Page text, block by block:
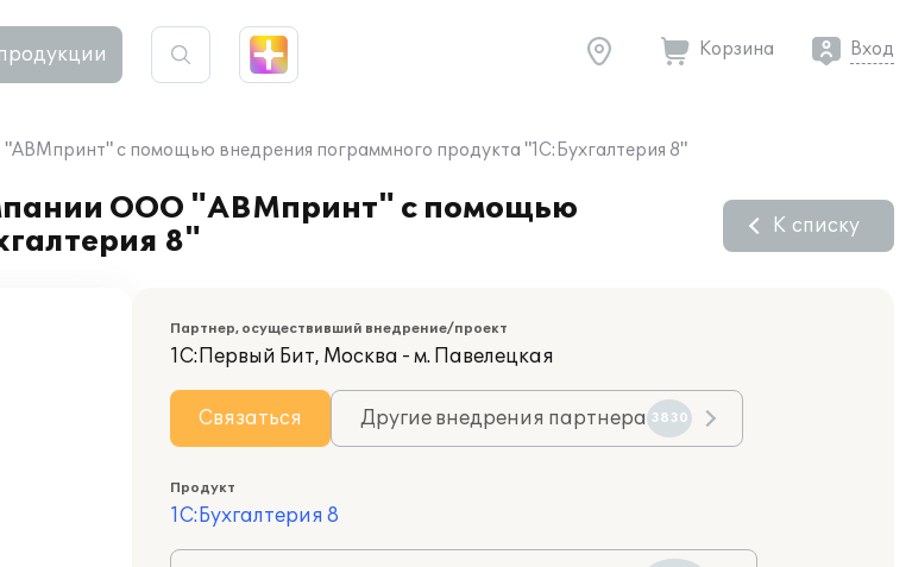
Корзина Вход
с помощью внедрения пограммного продукта "1С:Бухгалтерия 8"
ООО "АВМпринт" с помощью
8"
К списку
Партнер, осуществивший внедрение/проект
1С:Первый Бит, Москва - м. Павелецкая
Связаться Другие внедрения партнера 3830
Продукт
1С:Бухгалтерия 8